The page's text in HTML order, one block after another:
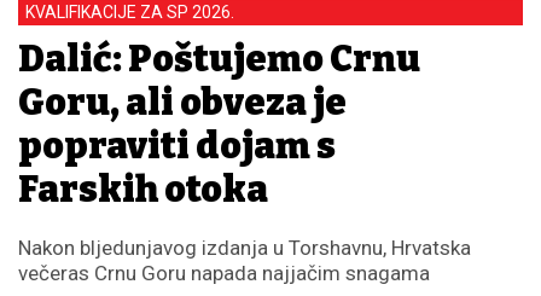
KVALIFIKACIJE ZA SP 2026.
Dalić: Poštujemo Crnu
Goru, ali obveza je
popraviti dojam s
Farskih otoka
Nakon bljedunjavog izdanja u Torshavnu, Hrvatska
večeras Crnu Goru napada najjačim snagama